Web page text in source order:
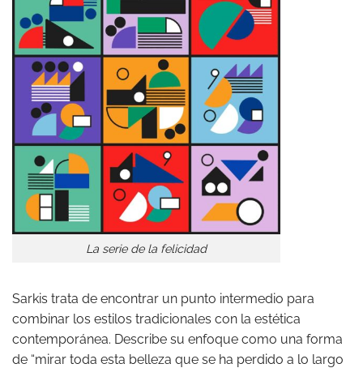
La serie de la felicidad
Sarkis trata de encontrar un punto intermedio para
combinar los estilos tradicionales con la estética
contemporánea. Describe su enfoque como una forma
de “mirar toda esta belleza que se ha perdido a lo largo